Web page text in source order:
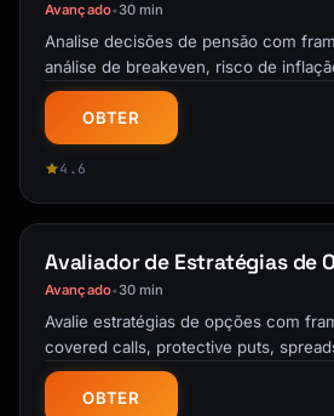
## CONTRIBUTION CALCULATIONS
```
CALCULATING YOUR MAXIMUM
═════════════════
SOLE PROPRIETOR EXAMPLE
────────────────
Step 1: Calculate SE tax
SE tax = $150,000 × 0.9235 ×
Avançado•30 min
Analise decisões de pensão com
análise de breakeven, risco de
sobrevivência e estratégias …
OBTER
4.6
Avaliador de Estratégias de
Avançado•30 min
Avalie estratégias de opções com
covered calls, protective puts,
para geração de renda …
OBTER